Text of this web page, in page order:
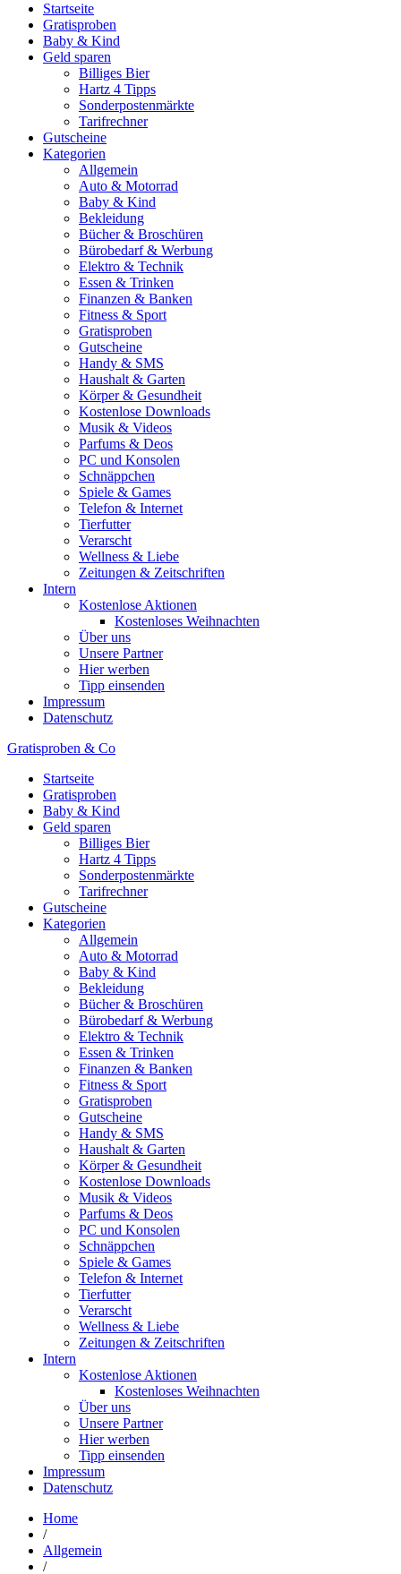
Startseite
Gratisproben
Baby & Kind
Geld sparen
Billiges Bier
Hartz 4 Tipps
Sonderpostenmärkte
Tarifrechner
Gutscheine
Kategorien
Allgemein
Auto & Motorrad
Baby & Kind
Bekleidung
Bücher & Broschüren
Bürobedarf & Werbung
Elektro & Technik
Essen & Trinken
Finanzen & Banken
Fitness & Sport
Gratisproben
Gutscheine
Handy & SMS
Haushalt & Garten
Körper & Gesundheit
Kostenlose Downloads
Musik & Videos
Parfums & Deos
PC und Konsolen
Schnäppchen
Spiele & Games
Telefon & Internet
Tierfutter
Verarscht
Wellness & Liebe
Zeitungen & Zeitschriften
Intern
Kostenlose Aktionen
Kostenloses Weihnachten
Über uns
Unsere Partner
Hier werben
Tipp einsenden
Impressum
Datenschutz
Gratisproben & Co
Startseite
Gratisproben
Baby & Kind
Geld sparen
Billiges Bier
Hartz 4 Tipps
Sonderpostenmärkte
Tarifrechner
Gutscheine
Kategorien
Allgemein
Auto & Motorrad
Baby & Kind
Bekleidung
Bücher & Broschüren
Bürobedarf & Werbung
Elektro & Technik
Essen & Trinken
Finanzen & Banken
Fitness & Sport
Gratisproben
Gutscheine
Handy & SMS
Haushalt & Garten
Körper & Gesundheit
Kostenlose Downloads
Musik & Videos
Parfums & Deos
PC und Konsolen
Schnäppchen
Spiele & Games
Telefon & Internet
Tierfutter
Verarscht
Wellness & Liebe
Zeitungen & Zeitschriften
Intern
Kostenlose Aktionen
Kostenloses Weihnachten
Über uns
Unsere Partner
Hier werben
Tipp einsenden
Impressum
Datenschutz
Home
/
Allgemein
/